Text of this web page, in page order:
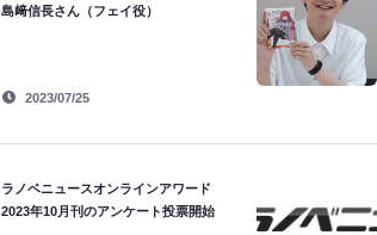
島﨑信長さん（フェイ役）
2023/07/25
ラノベニュースオンラインアワード
2023年10月刊のアンケート投票開始